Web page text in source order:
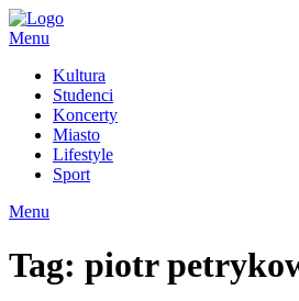
Skip
to
Menu
Kultura
Studenci
Koncerty
Miasto
Lifestyle
Sport
Menu
Tag: piotr